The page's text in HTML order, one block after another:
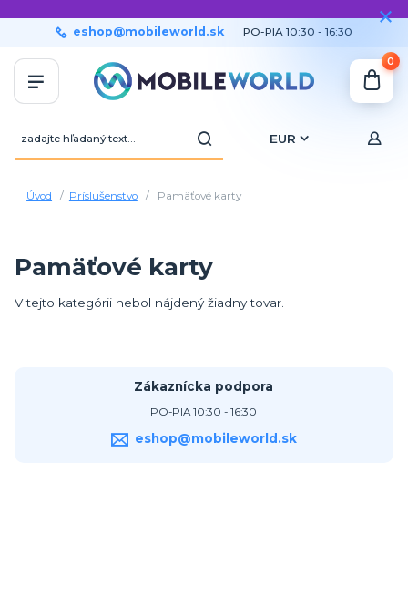
EUR
eshop@mobileworld.sk PO-PIA 10:30 - 16:30
0
Úvod Príslušenstvo Pamäťové karty
Pamäťové karty
V tejto kategórii nebol nájdený žiadny tovar.
Zákaznícka podpora
PO-PIA 10:30 - 16:30
eshop@mobileworld.sk